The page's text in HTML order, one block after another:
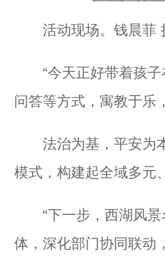
活动现场。钱晨菲
“今天正好带着孩子
问答等方式，寓教于乐
法治为基，平安为本
模式，构建起全域多元
“下一步，西湖风景
体，深化部门协同联动